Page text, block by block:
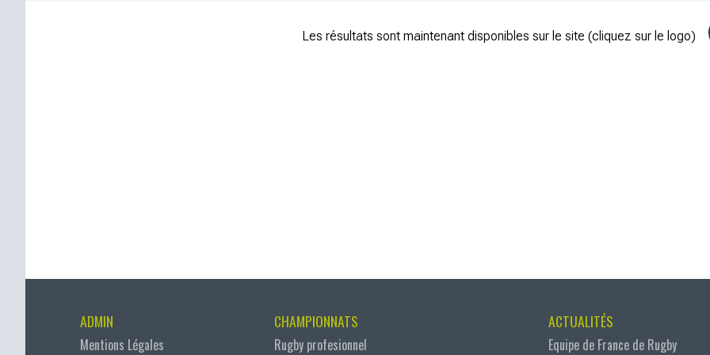
Les résultats sont maintenant disponibles sur le site (cliquez sur le logo)
ADMIN
Mentions Légales
CHAMPIONNATS
Rugby profesionnel
ACTUALITÉS
Equipe de France de Rugby